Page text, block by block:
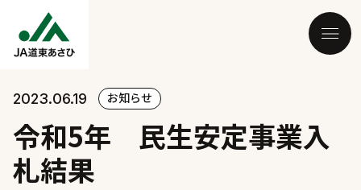
2023.06.19 お知らせ
令和5年 民生安定事業入
札結果